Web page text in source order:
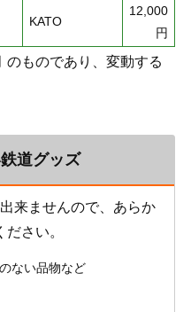
KATO
12,000
円
のものであり、変動する
道グッズ
来ませんので、あらか
ださい。
ない品物など